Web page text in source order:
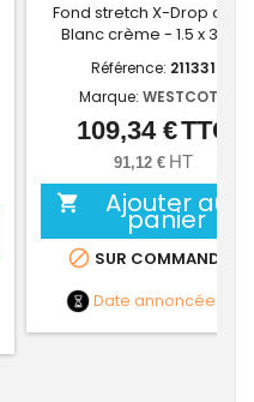
Fond stretch X-Drop cyclo
Blanc crème - 1.5 x 3.7m
Référence: 211331
Marque: WESTCOTT
Prix
109,34 €TTC
91,12 € HT
 Ajouter au
panier
 SUR COMMANDE
Date annoncée